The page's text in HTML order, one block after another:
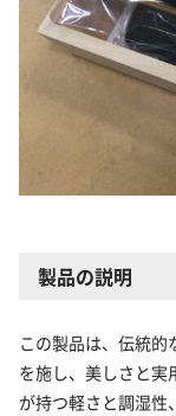
製品の説明
この製品は、伝統的
を施し、美しさと実
が持つ軽さと調湿性